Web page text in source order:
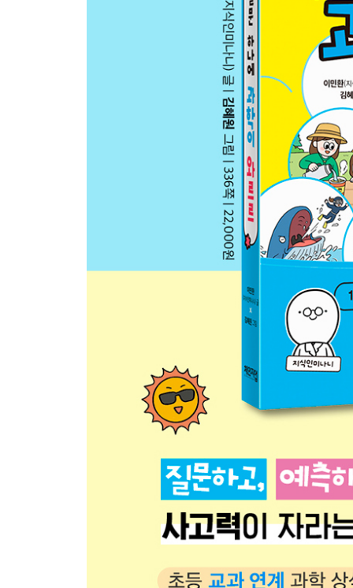
2. 아나콘다는 어떻게 자기보다 큰 동물을 통째로
3. 개미를 마음대로 조종하는 좀비 버섯이 정말로
4. 북극곰이 남극 펭귄을 만나면 어떻게 될까?
5. 얼룩말은 흰 바탕에 검은 줄일까, 검은 바탕에 흰
6. 곤충도 혹시 아픔을 느낄까?
7. 모기가 사라지면 초콜릿도 못 먹게 된다고?
8. 바퀴벌레나 씨앗이 로봇과 합체할 수 있을까?
9. 식물이 벌레를 잡아먹으면 배탈이 나지 않을까?
10. 문어도 사람처럼 꿈을 꿀까?
11. 공룡은 정말 ‘꼬끼오’ 하고 울었을까?
12. 박쥐는 진짜 무서운 동물일까?
13. 꼬리를 버리고 도망치면 정말로 계속 살 수 있
4장 · 전자레인지부터 바나나까지, 일상 속 과학이
1. 기찻길에 돌멩이가 없으면 무슨 일이 생길까?
2. 맨홀 뚜껑이 네모 모양이라면 무슨 일이 생길까?
3. 행성들이 한 줄로 서면 지구에 어떤 일이 생길까?
4. 세상에 플라스틱이 갑자기 사라지면 어떻게 될
5. ASMR만 들었는데 머리가 왜 간질간질할까?
6. 우리 몸은 털 중에서 왜 머리카락만 길게 자랄까?
8. 까매진 바나나를 먹어도 괜찮을까?
9. 전자레인지는 왜 빙글빙글 음식을 돌릴까?
11. 손가락이 쭈글쭈글해지면 물고기를 잘 잡을 수
12. 전자레인지 안에 포크나 호일을 넣으면 왜 위험
13. 보온병 속 뜨거운 물은 왜 온종일 식지 않을까?